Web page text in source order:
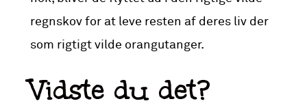
regnskov for at leve resten af deres liv der
som rigtigt vilde orangutanger.
Vidste du det?